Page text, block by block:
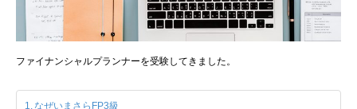
ファイナンシャルプランナーを受験してきました。
なぜいまさらFP3級